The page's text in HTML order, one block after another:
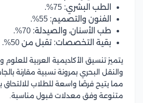
الطب البشري: 75%.
الفنون والتصميم: 55%.
طب الأسنان، والصيدلة: 70%.
بقية التخصصات: تقبل من 50%.
يتميز تنسيق الأكاديمية العربية للعلوم
والنقل البحري بمرونة نسبية مقارنة
مما يتيح فرصًا واسعة للطلاب
متنوعة وفق معدلات قبول مناسبة.